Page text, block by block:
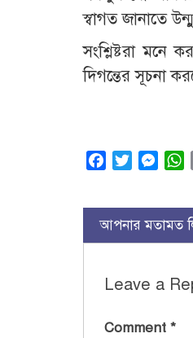
স্বাগত জানাতে
সংশ্লিষ্টরা
দিগন্তের সূচনা
FacebookTwitter
আপনার মতামত
Leave a
Comment *